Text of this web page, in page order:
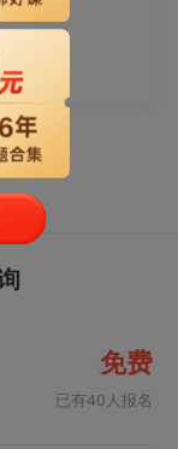
免费
已有40人报名